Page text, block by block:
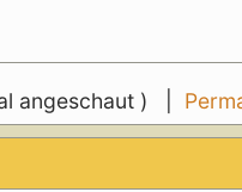
angeschaut ) |